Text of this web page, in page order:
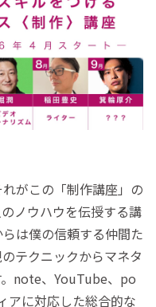
がこの「制作講座」の
ノウハウを伝授する講
は僕の信頼する仲間た
テクニックからマネタ
note、YouTube、po
アに対応した総合的な